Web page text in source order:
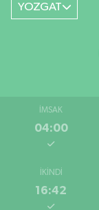
YOZGAT
İMSAK
04:00
İKINDI
16:42